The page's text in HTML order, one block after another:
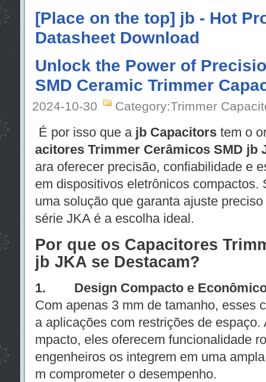
[Place on the top] jb - Hot
Datasheet Download
Unlock the Power of
SMD Ceramic Trimmer
2024-10-30 Category:Trimmer
É por isso que a jb Capacitorstem o
acitores Trimmer Cerâmicos SMD jb
ara oferecer precisão, confiabilidade e
em dispositivos eletrônicos compactos.
uma solução que garanta ajuste
série JKA é a escolha ideal.
Por que os Capacitores
jb JKA se Destacam?
1. Design Compacto e Econômico
Com apenas 3 mm de tamanho, esses
a aplicações com restrições de
mpacto, eles oferecem funcionalidade
engenheiros os integrem em uma
m comprometer o desempenho.